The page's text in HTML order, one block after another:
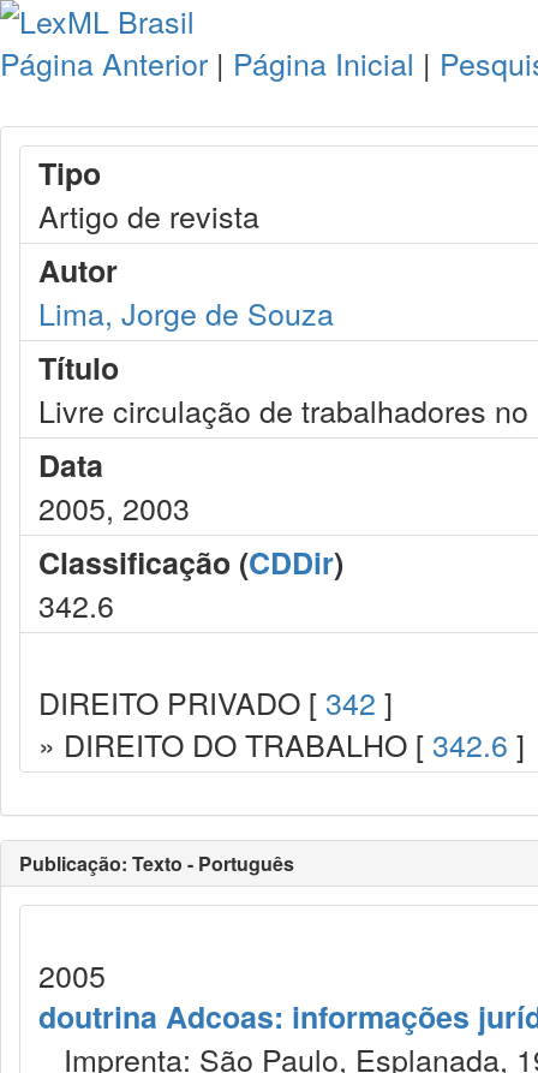
Página Anterior | Página Inicial |
Tipo
Artigo de revista
Autor
Lima, Jorge de Souza
Título
Livre circulação de trabalhadores
Data
2005, 2003
Classificação (CDDir)
342.6
DIREITO PRIVADO [ 342 ]
» DIREITO DO TRABALHO [ 342.6 ]
Publicação: Texto - Português
2005
doutrina Adcoas: informações
Imprenta: São Paulo, Esplanada,